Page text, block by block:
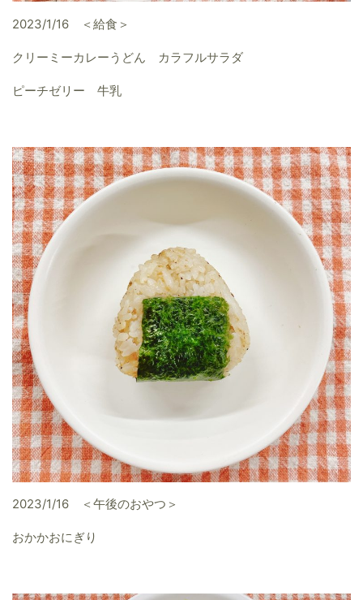
2023/1/16 ＜給食＞
クリーミーカレーうどん カラフルサラダ
ピーチゼリー 牛乳
2023/1/16 ＜午後のおやつ＞
おかかおにぎり